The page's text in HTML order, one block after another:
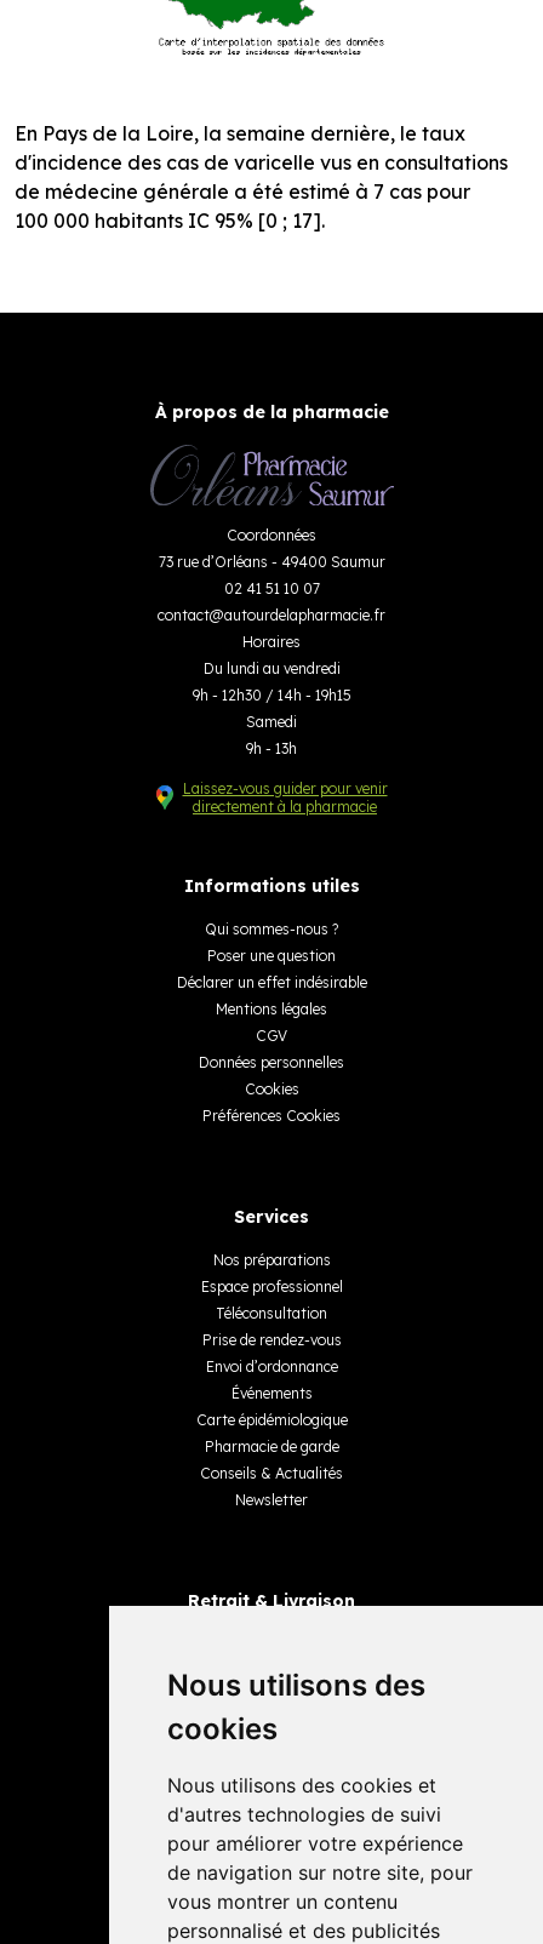
Nous utilisons des
cookies
Nous utilisons des cookies et
d'autres technologies de suivi
pour améliorer votre expérience
de navigation sur notre site, pour
vous montrer un contenu
personnalisé et des publicités
En Pays de la Loire, la semaine dernière, le taux
d'incidence des cas de varicelle vus en consultations
de médecine générale a été estimé à 7 cas pour
100 000 habitants IC 95% [0 ; 17].
À propos de la pharmacie
Coordonnées
73 rue d’Orléans - 49400 Saumur
02 41 51 10 07
contact@autourdelapharmacie.fr
Horaires
Du lundi au vendredi
9h - 12h30 / 14h - 19h15
Samedi
9h - 13h
Laissez-vous guider pour venir
directement à la pharmacie
Informations utiles
Qui sommes-nous ?
Poser une question
Déclarer un effet indésirable
Mentions légales
CGV
Données personnelles
Cookies
Préférences Cookies
Services
Nos préparations
Espace professionnel
Téléconsultation
Prise de rendez-vous
Envoi d’ordonnance
Événements
Carte épidémiologique
Pharmacie de garde
Conseils & Actualités
Newsletter
Retrait & Livraison
Livraisons
4,4 / 5 65 avis